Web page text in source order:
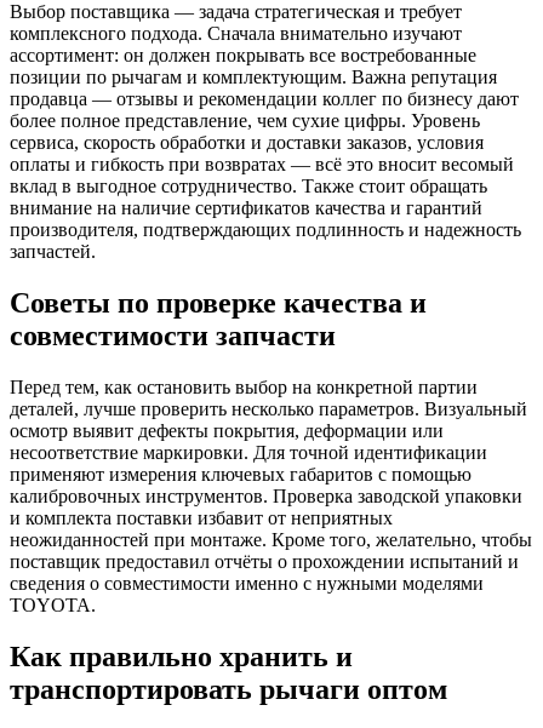
Выбор поставщика — задача стратегическая и требует
комплексного подхода. Сначала внимательно изучают
ассортимент: он должен покрывать все востребованные
позиции по рычагам и комплектующим. Важна репутация
продавца — отзывы и рекомендации коллег по бизнесу дают
более полное представление, чем сухие цифры. Уровень
сервиса, скорость обработки и доставки заказов, условия
оплаты и гибкость при возвратах — всё это вносит весомый
вклад в выгодное сотрудничество. Также стоит обращать
внимание на наличие сертификатов качества и гарантий
производителя, подтверждающих подлинность и надежность
запчастей.
Советы по проверке качества и
совместимости запчасти
Перед тем, как остановить выбор на конкретной партии
деталей, лучше проверить несколько параметров. Визуальный
осмотр выявит дефекты покрытия, деформации или
несоответствие маркировки. Для точной идентификации
применяют измерения ключевых габаритов с помощью
калибровочных инструментов. Проверка заводской упаковки
и комплекта поставки избавит от неприятных
неожиданностей при монтаже. Кроме того, желательно, чтобы
поставщик предоставил отчёты о прохождении испытаний и
сведения о совместимости именно с нужными моделями
TOYOTA.
Как правильно хранить и
транспортировать рычаги оптом